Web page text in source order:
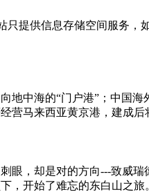
提供信息存储空间服务，
地中海的“门户港”；中国
营马来西亚黄京港，建成
眼，却是对的方向---致威
，开始了难忘的东白山之